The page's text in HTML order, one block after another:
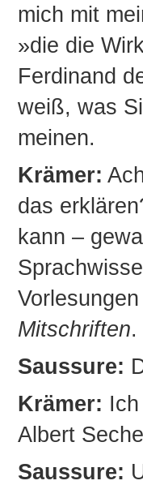
mich mit
»die die
Ferdinand
weiß, was
meinen.
Krämer:
das
kann –
Mitschriften.
Saussure:
Krämer:
Albert
Saussure: